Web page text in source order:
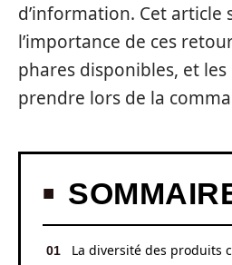
d’information. Cet article
l’importance de ces
phares disponibles, et
prendre lors de la
La diversité des produits